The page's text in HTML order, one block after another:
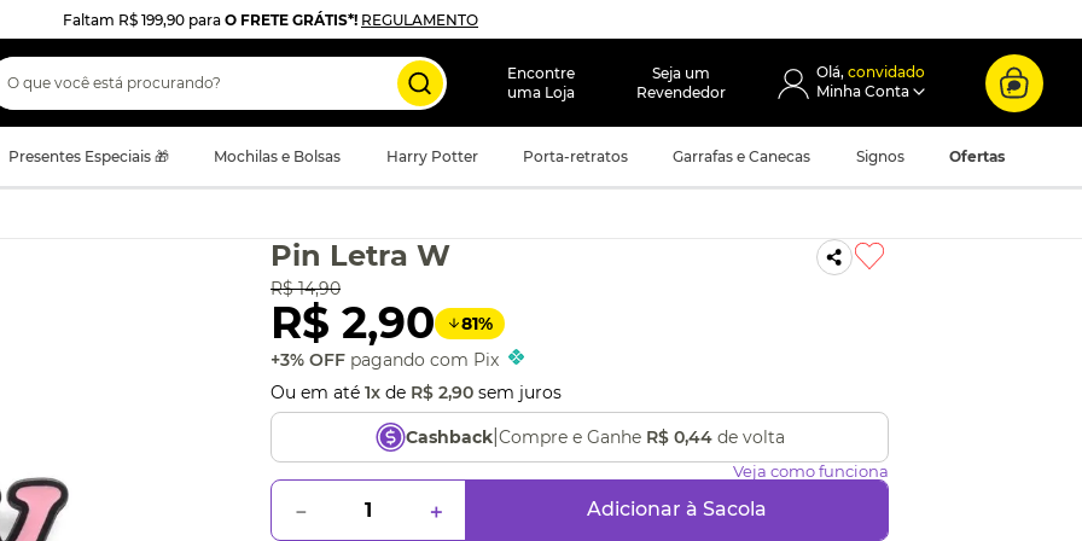
Faltam R$ 199,90 para O FRETE GRÁTIS*! REGULAMENTO
que você está procurando?
Encontre
uma Loja
Seja um
Revendedor
convidado
Presentes Especiais 🎁 Mochilas e Bolsas Harry Potter Porta-retratos Garrafas e Canecas Signos Ofertas
Pin Letra W
R$ 14,90
R$ 2,90 81%
+3% OFF pagando com Pix
Ou em até 1x de R$ 2,90 sem juros
Cashback| Compre e Ganhe R$ 0,44de volta
Veja como funciona
＋
－ Adicionar à Sacola